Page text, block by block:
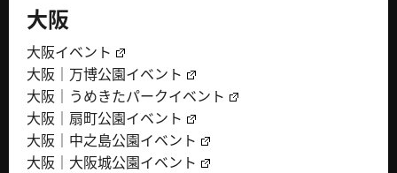
大阪
大阪イベント
大阪｜万博公園イベント
大阪｜うめきたパークイベント
大阪｜扇町公園イベント
大阪｜中之島公園イベント
大阪｜大阪城公園イベント